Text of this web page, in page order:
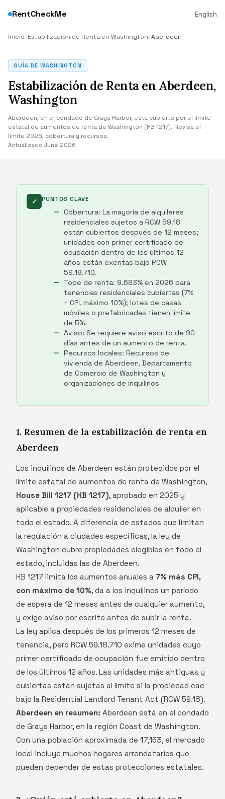
RentCheckMe English
Inicio›Estabilización de Renta en Washington›Aberdeen
GUÍA DE WASHINGTON
Estabilización de Renta en Aberdeen,
Washington
Aberdeen, en el condado de Grays Harbor, está cubierto por el límite
estatal de aumentos de renta de Washington (HB 1217). Revisa el
límite 2026, cobertura y recursos.
Actualizado June 2026
✓ PUNTOS CLAVE
Cobertura: La mayoría de alquileres
residenciales sujetos a RCW 59.18
están cubiertos después de 12 meses;
unidades con primer certificado de
ocupación dentro de los últimos 12
años están exentas bajo RCW
59.18.710.
Tope de renta: 9.683% en 2026 para
tenencias residenciales cubiertas (7%
+ CPI, máximo 10%); lotes de casas
móviles o prefabricadas tienen límite
de 5%.
Aviso: Se requiere aviso escrito de 90
días antes de un aumento de renta.
Recursos locales: Recursos de
vivienda de Aberdeen, Departamento
de Comercio de Washington y
organizaciones de inquilinos
1. Resumen de la estabilización de renta en
Aberdeen
Los inquilinos de Aberdeen están protegidos por el
límite estatal de aumentos de renta de Washington,
House Bill 1217 (HB 1217), aprobado en 2025 y
aplicable a propiedades residenciales de alquiler en
todo el estado. A diferencia de estados que limitan
la regulación a ciudades específicas, la ley de
Washington cubre propiedades elegibles en todo el
estado, incluidas las de Aberdeen.
HB 1217 limita los aumentos anuales a 7% más CPI,
con máximo de 10%, da a los inquilinos un período
de espera de 12 meses antes de cualquier aumento,
y exige aviso por escrito antes de subir la renta.
La ley aplica después de los primeros 12 meses de
tenencia, pero RCW 59.18.710 exime unidades cuyo
primer certificado de ocupación fue emitido dentro
de los últimos 12 años. Las unidades más antiguas y
cubiertas están sujetas al límite si la propiedad cae
bajo la Residential Landlord Tenant Act (RCW 59.18).
Aberdeen en resumen: Aberdeen está en el condado
de Grays Harbor, en la región Coast de Washington.
Con una población aproximada de 17,163, el mercado
local incluye muchos hogares arrendatarios que
pueden depender de estas protecciones estatales.